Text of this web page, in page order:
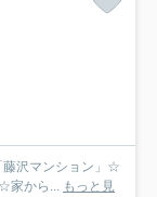
藤沢マンション」☆
家から... もっと見